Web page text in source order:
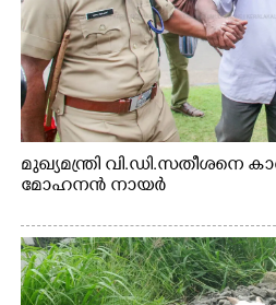
മുഖ്യമന്ത്രി വി.ഡി.സതീശനെ
മോഹനൻ നായർ